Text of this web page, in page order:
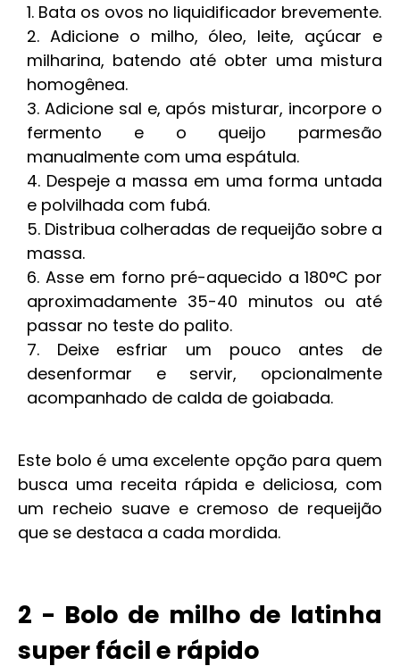
Bata os ovos no liquidificador brevemente.
Adicione o milho, óleo, leite, açúcar e
milharina, batendo até obter uma mistura
homogênea.
Adicione sal e, após misturar, incorpore o
fermento e o queijo parmesão
manualmente com uma espátula.
Despeje a massa em uma forma untada
e polvilhada com fubá.
Distribua colheradas de requeijão sobre a
massa.
Asse em forno pré-aquecido a 180°C por
aproximadamente 35-40 minutos ou até
passar no teste do palito.
Deixe esfriar um pouco antes de
desenformar e servir, opcionalmente
acompanhado de calda de goiabada.
Este bolo é uma excelente opção para quem
busca uma receita rápida e deliciosa, com
um recheio suave e cremoso de requeijão
que se destaca a cada mordida.
2 - Bolo de milho de latinha
super fácil e rápido